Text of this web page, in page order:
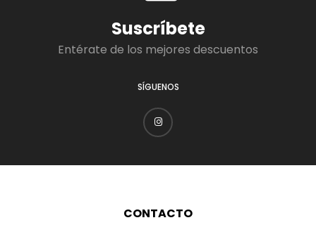
Suscríbete
Entérate de los mejores descuentos
SÍGUENOS
CONTACTO